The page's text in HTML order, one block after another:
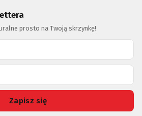
prosto na Twoją skrzynkę!
Zapisz się